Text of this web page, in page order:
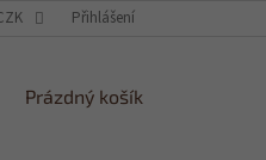
SOUBORY COOKIES
Přihlášení
NÁKUPNÍ
Prázdný košík